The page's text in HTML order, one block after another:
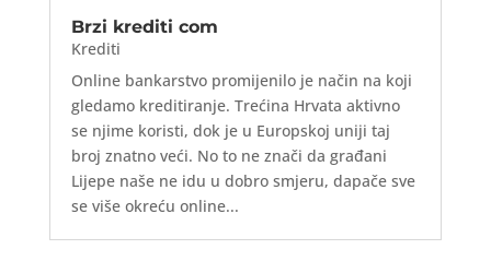
Brzi krediti com
Krediti
Online bankarstvo promijenilo je način na koji
gledamo kreditiranje. Trećina Hrvata aktivno
se njime koristi, dok je u Europskoj uniji taj
broj znatno veći. No to ne znači da građani
Lijepe naše ne idu u dobro smjeru, dapače sve
se više okreću online...